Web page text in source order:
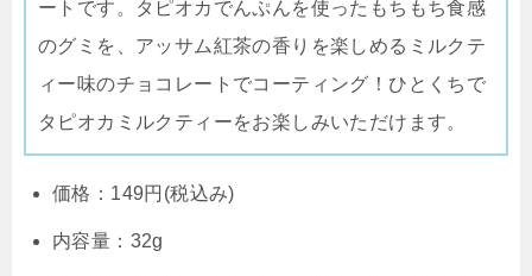
ートです。タピオカでんぷんを使ったもちもち食感
のグミを、アッサム紅茶の香りを楽しめるミルクテ
ィー味のチョコレートでコーティング！ひとくちで
タピオカミルクティーをお楽しみいただけます。
価格：149円(税込み)
内容量：32g